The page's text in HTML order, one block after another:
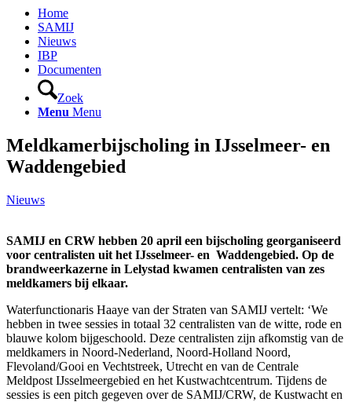
Home
SAMIJ
Nieuws
IBP
Documenten
Zoek
Menu Menu
Meldkamerbijscholing in IJsselmeer- en
Waddengebied
Nieuws
SAMIJ en CRW hebben 20 april een bijscholing georganiseerd
voor centralisten uit het IJsselmeer- en Waddengebied. Op de
brandweerkazerne in Lelystad kwamen centralisten van zes
meldkamers bij elkaar.
Waterfunctionaris Haaye van der Straten van SAMIJ vertelt: ‘We
hebben in twee sessies in totaal 32 centralisten van de witte, rode en
blauwe kolom bijgeschoold. Deze centralisten zijn afkomstig van de
meldkamers in Noord-Nederland, Noord-Holland Noord,
Flevoland/Gooi en Vechtstreek, Utrecht en van de Centrale
Meldpost IJsselmeergebied en het Kustwachtcentrum. Tijdens de
sessies is een pitch gegeven over de SAMIJ/CRW, de Kustwacht en